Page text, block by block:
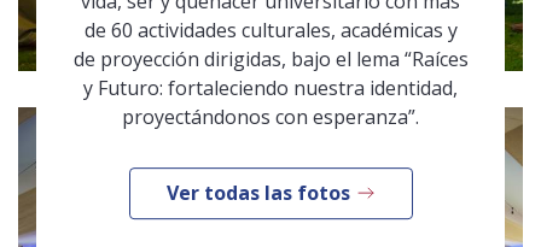
de 60 actividades culturales, académicas y
de proyección dirigidas, bajo el lema “Raíces
y Futuro: fortaleciendo nuestra identidad,
proyectándonos con esperanza”.
Ver todas las fotos